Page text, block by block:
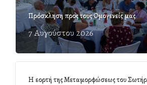
Πρόσκληση προς τους Ομογενείς μας
7 Αυγούστου 2026
Η εορτή της Μεταμορφώσεως του